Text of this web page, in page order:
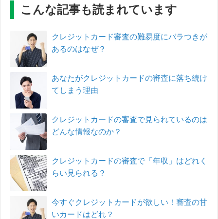
こんな記事も読まれています
クレジットカード審査の難易度にバラつきが
あるのはなぜ？
あなたがクレジットカードの審査に落ち続け
てしまう理由
クレジットカードの審査で見られているのは
どんな情報なのか？
クレジットカードの審査で「年収」はどれく
らい見られる？
今すぐクレジットカードが欲しい！審査の甘
いカードはどれ？